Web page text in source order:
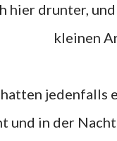
hier drunter,
kleinen
und in der